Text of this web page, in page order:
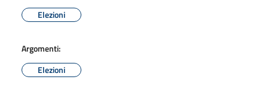
Elezioni
Argomenti:
Elezioni